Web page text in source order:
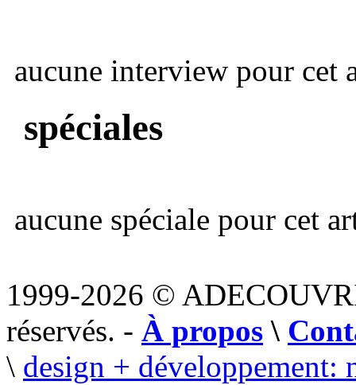
aucune interview pour cet
spéciales
aucune spéciale pour cet
1999-2026 ©
réservés. - À propos \
\ design + développement: